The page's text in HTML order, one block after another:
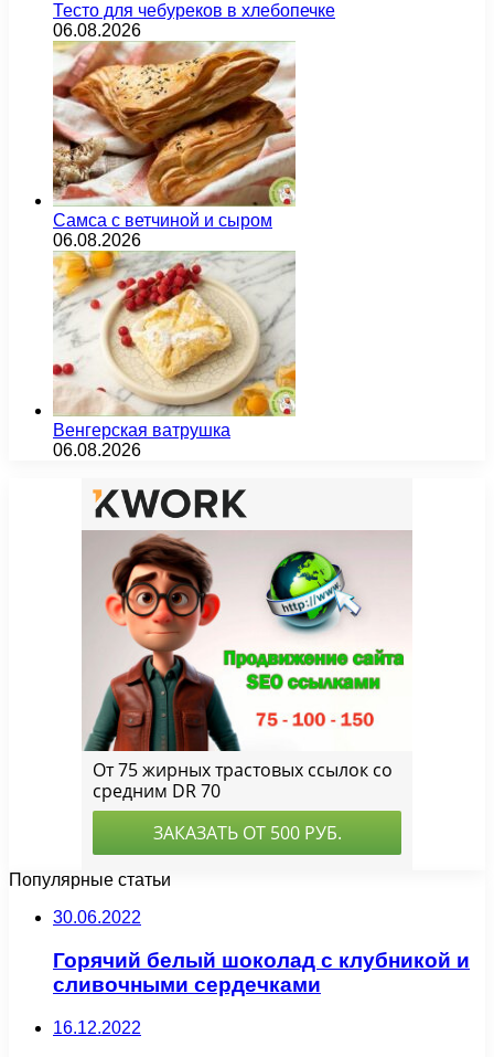
Тесто для чебуреков в хлебопечке
06.08.2026
Самса с ветчиной и сыром
06.08.2026
Венгерская ватрушка
06.08.2026
Популярные статьи
30.06.2022
Горячий белый шоколад с клубникой и
сливочными сердечками
16.12.2022